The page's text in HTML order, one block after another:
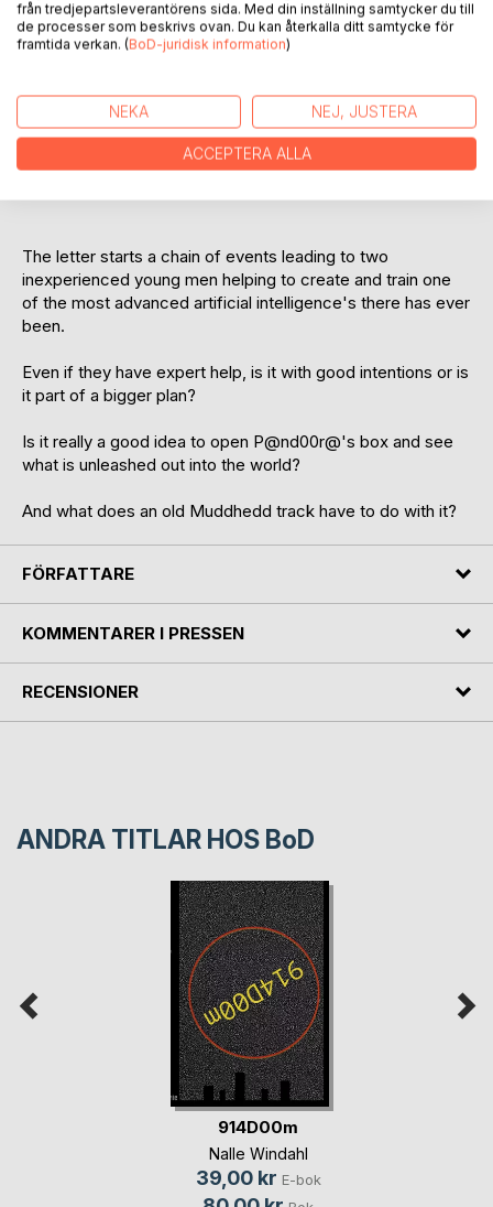
Is M3rqrie still a player in the game?
Skyscraper in a big city in Japan.
It is addressed to:
The letter starts a chain of events leading to two
inexperienced young men helping to create and train one
of the most advanced artificial intelligence's there has ever
been.
Even if they have expert help, is it with good intentions or is
it part of a bigger plan?
Is it really a good idea to open P@nd00r@'s box and see
what is unleashed out into the world?
And what does an old Muddhedd track have to do with it?
FÖRFATTARE
KOMMENTARER I PRESSEN
RECENSIONER
ANDRA TITLAR HOS BoD
914D00m
Nalle Windahl
39,00 kr E-bok
från tredjepartsleverantörens sida. Med din inställning samtycker du till
de processer som beskrivs ovan. Du kan återkalla ditt samtycke för
framtida verkan. (BoD-juridisk information)
NEKA NEJ, JUSTERA
ACCEPTERA ALLA